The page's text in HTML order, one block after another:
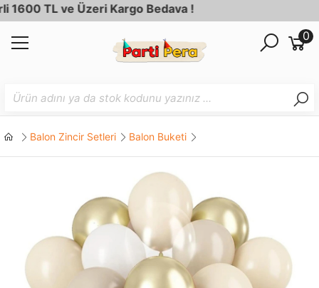
TL ve Üzeri Kargo Bedava !
0
Balon Zincir Setleri Balon Buketi